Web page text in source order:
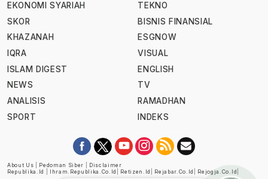
EKONOMI SYARIAH
SKOR
KHAZANAH
IQRA
ISLAM DIGEST
NEWS
ANALISIS
SPORT
TEKNO
BISNIS FINANSIAL
ESGNOW
VISUAL
ENGLISH
TV
RAMADHAN
INDEKS
About Us Pedoman Siber
Disclaimer
Republika.id
Ihram.republika.co.id Retizen.id Rejabar.co.id Rejogja.co.id